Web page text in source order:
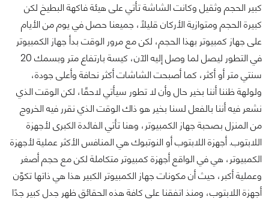
كبير الحجم وثقيل وكانت الشاشة تأتي على هيئة فاكهة البطيخ لكن
كبيرة الحجم ومتوازية الأركان قليلًا، جميعنا حصل في يوم من الأيام
على جهاز كمبيوتر بهذا الحجم، لكن مع مرور الوقت بدأ جهاز الكمبيوتر
في التطور ليصل لما وصل إليه الآن، كيسة بارتفاع متر وبسمك 20
سنتي متر أو أكثر، كما أصبحت الشاشات أكثر نحافة وأعلى جودة،
ولولهة ظننا أننا بخير حال وأن لا تطور سيأتي لاحقًا، لكن الوقت الذي
نشعر فيه أننا بالفعل لسنا بخير هو ذاك الوقت الذي نقرر فيه الخروج
من المنزل بصحبة جهاز الكمبيوتر، وهنا تأتي الفائدة الكبرى لأجهزة
اللابتوب. أجهزة اللابتوب أو النوتبوك هي المنافس الأكثر عملية لأجهزة
الكمبيوتر، هي في الواقع أجهزة كمبيوتر متكاملة لكن مع حجم أصغر
وعملية أكبر، حيث أن مكونات جهاز الكمبيوتر الكبير هذا هي ذاتها تكوّن
أجهزة اللابتوب، ومنذ اتفقنا على كافة هذه الحقائق ظهر جدل كبير جدًا